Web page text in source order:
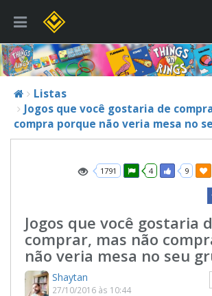
Listas
Jogos que você gostaria de
compra porque não veria mesa no
1791 4 9
Jogos que você gostaria
comprar, mas não
não veria mesa no seu
Shaytan
27/10/2016 às 10:44